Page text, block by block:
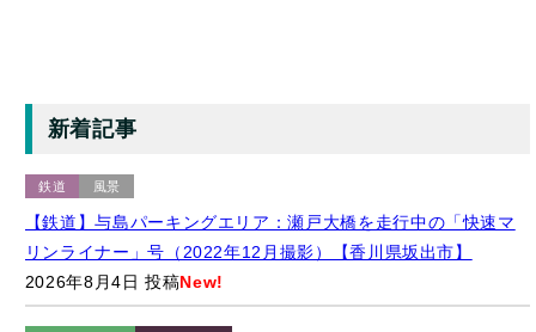
新着記事
鉄道 風景
【鉄道】与島パーキングエリア：瀬戸大橋を走行中の「快速マ
リンライナー」号（2022年12月撮影）【香川県坂出市】
2026年8月4日 投稿New!